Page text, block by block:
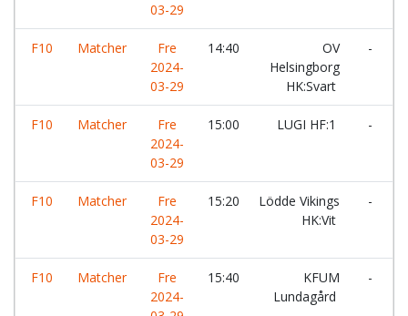
03-29
F10 Matcher
Fre
2024-
03-29
14:40
OV
Helsingborg
HK:Svart
-
F10 Matcher
Fre
2024-
03-29
15:00 LUGI HF:1 -
F10 Matcher
Fre
2024-
03-29
15:20
Lödde Vikings
HK:Vit
-
F10 Matcher
Fre
2024-
15:40
KFUM
Lundagård
-